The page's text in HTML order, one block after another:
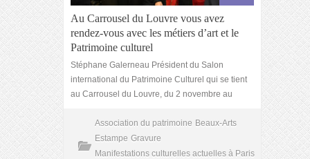
Au Carrousel du Louvre vous avez
rendez-vous avec les métiers d’art et le
Patrimoine culturel
Stéphane Galerneau Président du Salon
international du Patrimoine Culturel qui se tient
au Carrousel du Louvre, du 2 novembre au
Association du patrimoine Beaux-Arts
Estampe Gravure
Manifestations culturelles actuelles à Paris